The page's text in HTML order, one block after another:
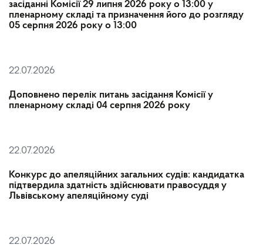
засіданні Комісії 29 липня 2026 року о 13:00 у
пленарному складі та призначення його до розгляду
05 серпня 2026 року о 13:00
22.07.2026
Доповнено перелік питань засідання Комісії у
пленарному складі 04 серпня 2026 року
22.07.2026
Конкурс до апеляційних загальних судів: кандидатка
підтвердила здатність здійснювати правосуддя у
Львівському апеляційному суді
22.07.2026